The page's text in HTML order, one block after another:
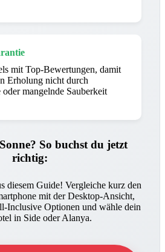
mit Top-Bewertungen, damit
Erholung nicht durch
mangelnde Sauberkeit
So buchst du jetzt
richtig:
diesem Guide! Vergleiche kurz den
mit der Desktop-Ansicht,
Inclusive Optionen und wähle dein
in Side oder Alanya.